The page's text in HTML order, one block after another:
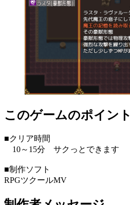
このゲームのポイント
■クリア時間
10～15分 サクっとできます
■制作ソフト
RPGツクールMV